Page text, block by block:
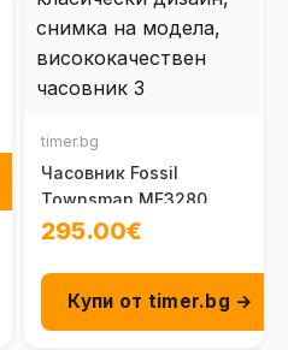
timer.bg
Часовник Fossil
Townsman ME3280
295.00€
Купи от timer.bg →